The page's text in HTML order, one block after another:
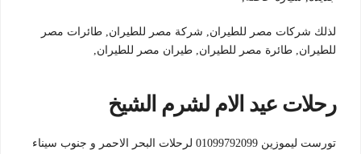
لذلك شركات مصر للطيران, شركة مصر للطيران, طائرات مصر
للطيران, طائرة مصر للطيران, طيران مصر للطيران,
رحلات عيد الام لشرم الشيخ
تورست ليموزين 01099792099 لرحلات البحر الاحمر و جنوب سيناء